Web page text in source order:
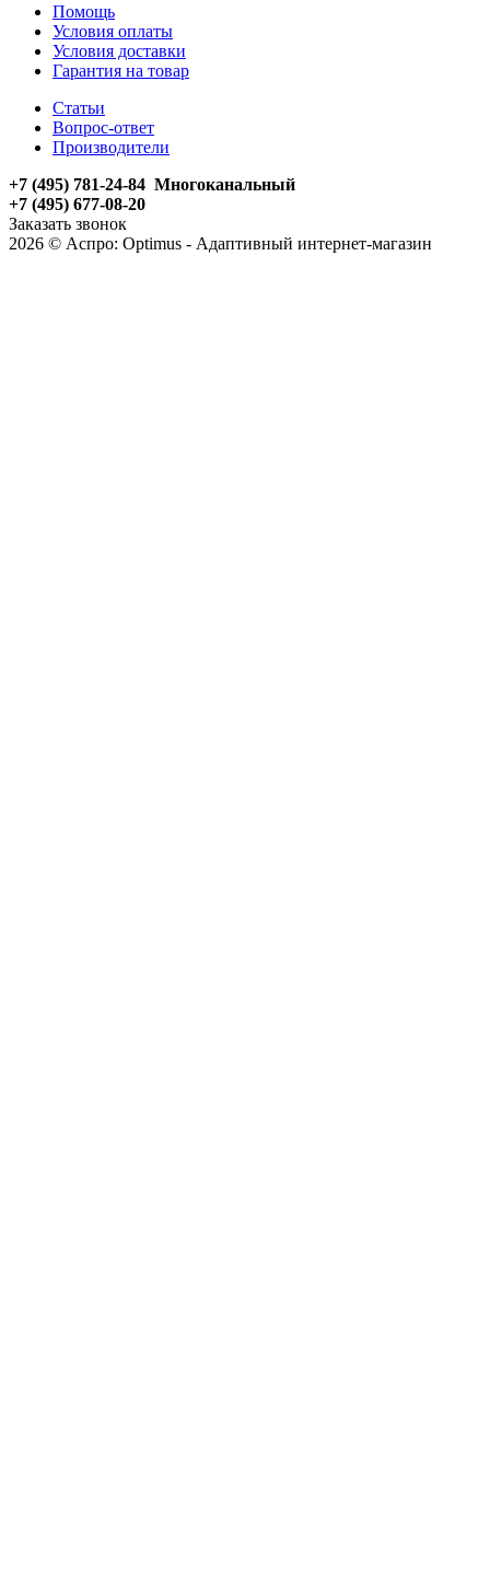
Помощь
Условия оплаты
Условия доставки
Гарантия на товар
Статьи
Вопрос-ответ
Производители
+7 (495) 781-24-84 Многоканальный
+7 (495) 677-08-20
Заказать звонок
2026 © Аспро: Optimus - Адаптивный интернет-магазин